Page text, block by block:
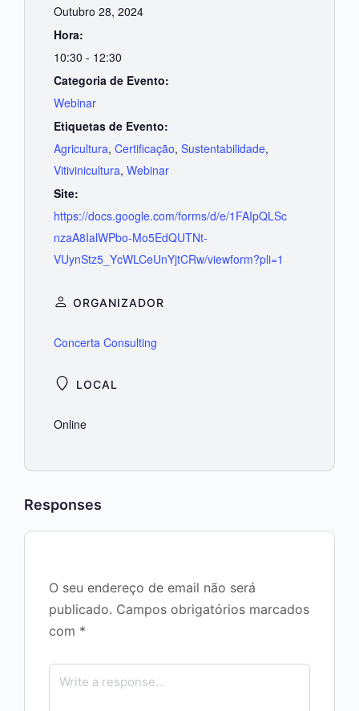
Outubro 28, 2024
Hora:
10:30 - 12:30
Categoria de Evento:
Webinar
Etiquetas de Evento:
Agricultura, Certificação, Sustentabilidade,
Vitivinicultura, Webinar
Site:
https://docs.google.com/forms/d/e/1FAIpQLSc
nzaA8IalWPbo-Mo5EdQUTNt-
VUynStz5_YcWLCeUnYjtCRw/viewform?pli=1
LOCAL
Online
ORGANIZADOR
Concerta Consulting
Responses
O seu endereço de email não será
publicado. Campos obrigatórios marcados
com *